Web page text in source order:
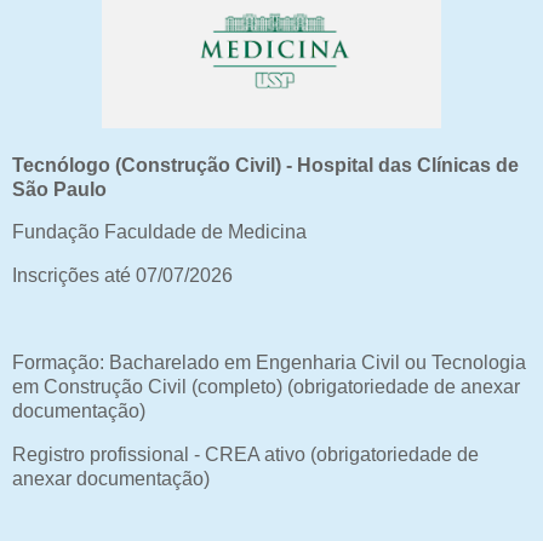
Tecnólogo (Construção Civil) - Hospital das Clínicas de
São Paulo
Fundação Faculdade de Medicina
Inscrições até 07/07/2026
Formação: Bacharelado em Engenharia Civil ou Tecnologia
em Construção Civil (completo) (obrigatoriedade de anexar
documentação)
Registro profissional - CREA ativo (obrigatoriedade de
anexar documentação)